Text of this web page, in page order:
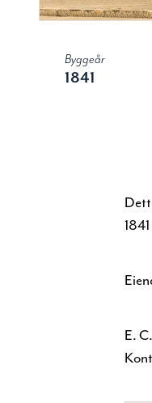
Byggeår
1841
E.